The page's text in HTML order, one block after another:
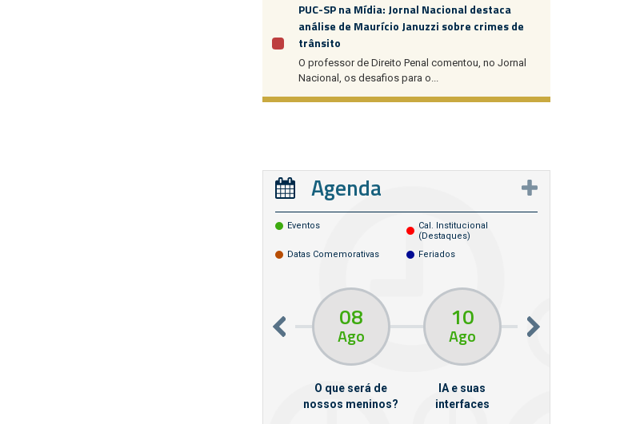
PUC-SP na Mídia: Jornal Nacional destaca
análise de Maurício Januzzi sobre crimes de
trânsito
O professor de Direito Penal comentou, no Jornal
Nacional, os desafios para o...
Agenda
Eventos
Cal. Institucional
(destaques)
Datas Comemorativas
Feriados
08
Ago
O que será de
nossos meninos?
10
Ago
IA e suas
interfaces